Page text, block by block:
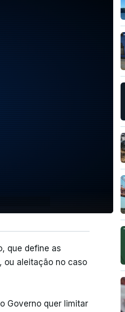
que define as
ou aleitação no caso
Governo quer limitar